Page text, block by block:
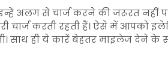
अलग से चार्ज करने की जरूरत नहीं
चार्ज करती रहती हैं। ऐसे में आपको
साथ ही ये कारें बेहतर माइलेज देने के